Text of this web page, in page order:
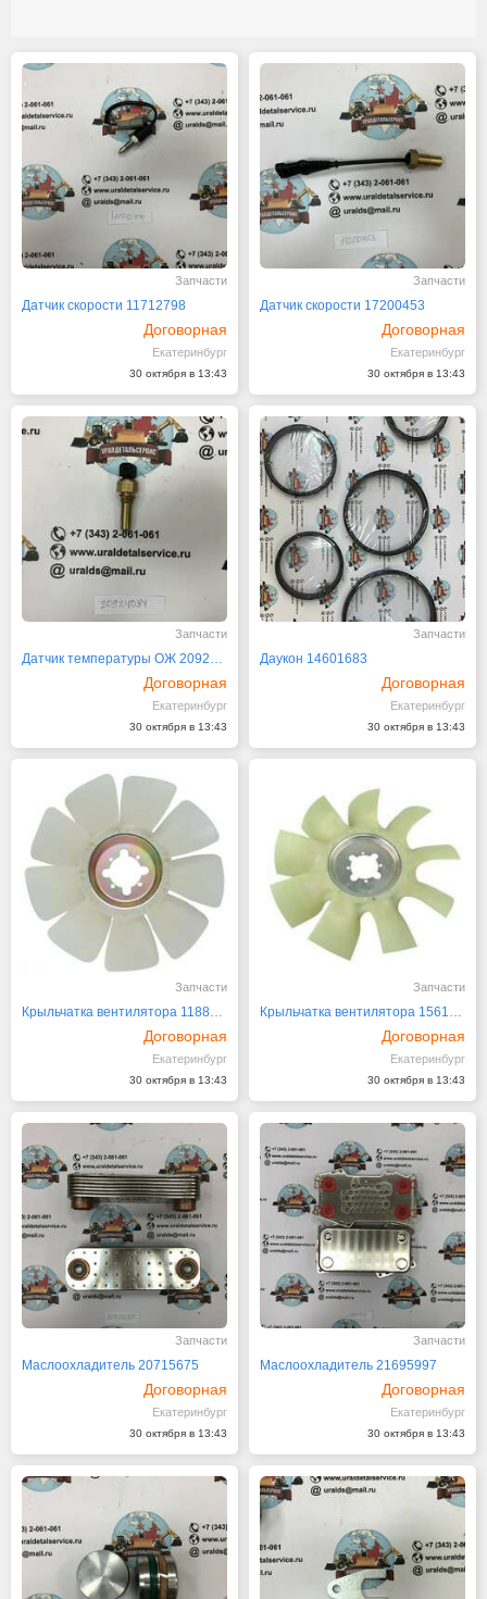
Запчасти
Датчик скорости 11712798
Договорная
Екатеринбург
30 октября в 13:43
Запчасти
Датчик скорости 17200453
Договорная
Екатеринбург
30 октября в 13:43
Запчасти
Датчик температуры ОЖ 20924084
Договорная
Екатеринбург
30 октября в 13:43
Запчасти
Даукон 14601683
Договорная
Екатеринбург
30 октября в 13:43
Запчасти
Крыльчатка вентилятора 11882519
Договорная
Екатеринбург
30 октября в 13:43
Запчасти
Крыльчатка вентилятора 15610485
Договорная
Екатеринбург
30 октября в 13:43
Запчасти
Маслоохладитель 20715675
Договорная
Екатеринбург
30 октября в 13:43
Запчасти
Маслоохладитель 21695997
Договорная
Екатеринбург
30 октября в 13:43